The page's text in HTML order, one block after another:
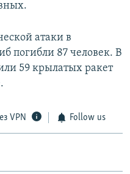
атаки в
погибли 87 человек. В
59 крылатых ракет
VPN Follow us